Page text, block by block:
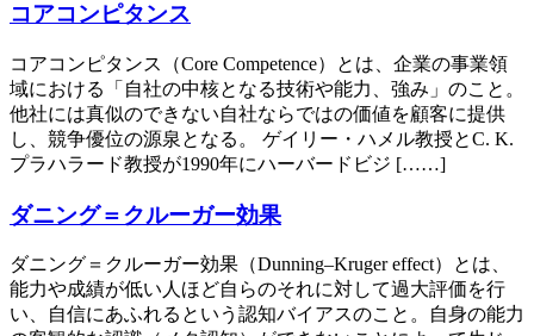
コアコンピタンス
コアコンピタンス（Core Competence）とは、企業の事業領
域における「自社の中核となる技術や能力、強み」のこと。
他社には真似のできない自社ならではの価値を顧客に提供
し、競争優位の源泉となる。 ゲイリー・ハメル教授とC. K.
プラハラード教授が1990年にハーバードビジ [……]
ダニング＝クルーガー効果
ダニング＝クルーガー効果（Dunning–Kruger effect）とは、
能力や成績が低い人ほど自らのそれに対して過大評価を行
い、自信にあふれるという認知バイアスのこと。自身の能力